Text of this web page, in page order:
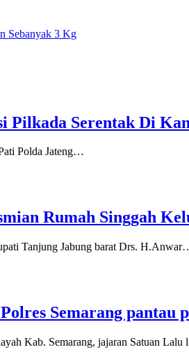
Sebanyak 3 Kg
Pilkada Serentak Di
Polda Jateng…
Rumah Singgah
Tanjung Jabung barat Drs.
Semarang pantau
Kab. Semarang, jajaran Satuan